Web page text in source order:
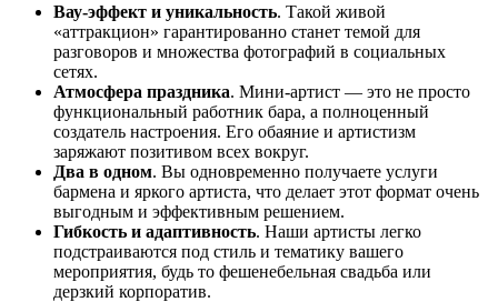
Вау-эффект и уникальность. Такой живой
«аттракцион» гарантированно станет темой для
разговоров и множества фотографий в социальных
сетях.
Атмосфера праздника. Мини-артист — это не просто
функциональный работник бара, а полноценный
создатель настроения. Его обаяние и артистизм
заряжают позитивом всех вокруг.
Два в одном. Вы одновременно получаете услуги
бармена и яркого артиста, что делает этот формат очень
выгодным и эффективным решением.
Гибкость и адаптивность. Наши артисты легко
подстраиваются под стиль и тематику вашего
мероприятия, будь то фешенебельная свадьба или
дерзкий корпоратив.